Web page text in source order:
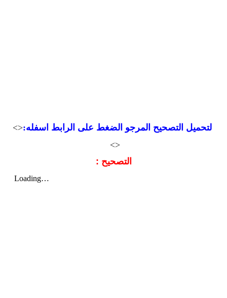
لتحميل التصحيح المرجو الضغط على الرابط اسفله:<>
<>
التصحيح :